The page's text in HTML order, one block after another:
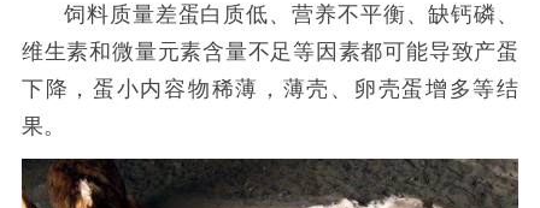
饲料质量差蛋白质低、营养不平衡、缺钙磷、
维生素和微量元素含量不足等因素都可能导致产蛋
下降，蛋小内容物稀薄，薄壳、卵壳蛋增多等结
果。